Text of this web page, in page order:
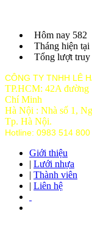
Hôm nay 582
Tháng hiện tại
Tổng lượt truy
CÔNG TY TNHH LÊ
TP.HCM: 42A
Chí Minh
Hà Nội : Nhà số 1,
Tp. Hà Nội.
Hotline: 0983 514 800
Giới thiệu
| Lưới nhựa
| Thành viên
| Liên hệ